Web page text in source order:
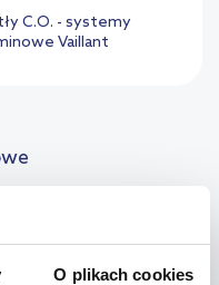
O plikach cookies
C.O. - systemy
Vaillant
elementów,
systemy kominowe
grzewczych,